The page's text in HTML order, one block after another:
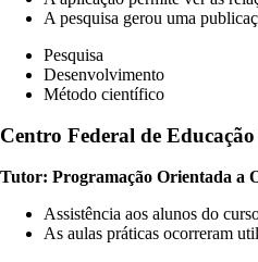
A pesquisa gerou uma
Pesquisa
Desenvolvimento
Método científico
Centro Federal de
Tutor: Programação Orientada a
Assistência aos alunos do
As aulas práticas ocorreram